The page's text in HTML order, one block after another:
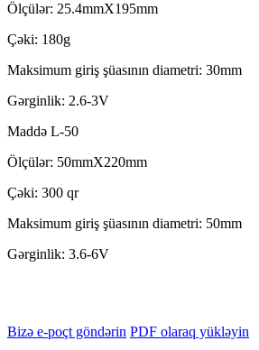
Ölçülər: 25.4mmX195mm
Çəki: 180g
Maksimum giriş şüasının diametri: 30mm
Gərginlik: 2.6-3V
Maddə L-50
Ölçülər: 50mmX220mm
Çəki: 300 qr
Maksimum giriş şüasının diametri: 50mm
Gərginlik: 3.6-6V
Bizə e-poçt göndərin PDF olaraq yükləyin